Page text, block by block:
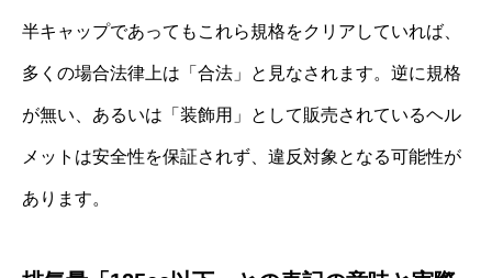
半キャップであってもこれら規格をクリアしていれば、
多くの場合法律上は「合法」と見なされます。逆に規格
が無い、あるいは「装飾用」として販売されているヘル
メットは安全性を保証されず、違反対象となる可能性が
あります。